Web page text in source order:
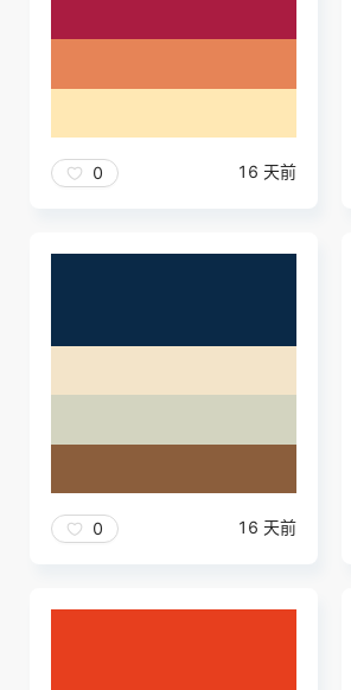
0 16 天前
0 16 天前